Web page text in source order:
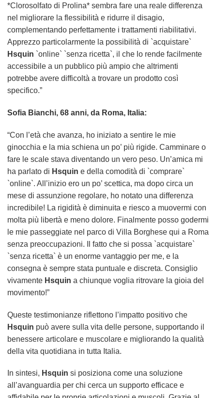
*Clorosolfato di Prolina* sembra fare una reale differenza
nel migliorare la flessibilità e ridurre il disagio,
complementando perfettamente i trattamenti riabilitativi.
Apprezzo particolarmente la possibilità di `acquistare`
Hsquin `online` `senza ricetta`, il che lo rende facilmente
accessibile a un pubblico più ampio che altrimenti
potrebbe avere difficoltà a trovare un prodotto così
specifico.”
Sofia Bianchi, 68 anni, da Roma, Italia:
“Con l’età che avanza, ho iniziato a sentire le mie
ginocchia e la mia schiena un po’ più rigide. Camminare o
fare le scale stava diventando un vero peso. Un’amica mi
ha parlato di Hsquin e della comodità di `comprare`
`online`. All’inizio ero un po’ scettica, ma dopo circa un
mese di assunzione regolare, ho notato una differenza
incredibile! La rigidità è diminuita e riesco a muovermi con
molta più libertà e meno dolore. Finalmente posso godermi
le mie passeggiate nel parco di Villa Borghese qui a Roma
senza preoccupazioni. Il fatto che si possa `acquistare`
`senza ricetta` è un enorme vantaggio per me, e la
consegna è sempre stata puntuale e discreta. Consiglio
vivamente Hsquin a chiunque voglia ritrovare la gioia del
movimento!”
Queste testimonianze riflettono l’impatto positivo che
Hsquin può avere sulla vita delle persone, supportando il
benessere articolare e muscolare e migliorando la qualità
della vita quotidiana in tutta Italia.
In sintesi, Hsquin si posiziona come una soluzione
all’avanguardia per chi cerca un supporto efficace e